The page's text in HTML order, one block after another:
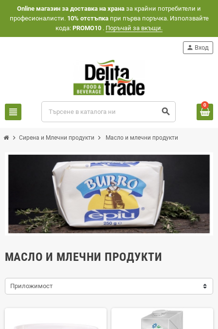
Оnline магазин за доставка на храна за крайни потребители и
професионалисти. 10% отстъпкапри първа поръчка. Използвайте
кода: PROMO10 . Поръчай за вкъщи.
view_headline search
person Вход
0
chevron_right Сирена и Млечни продукти chevron_right Масло и млечни продукти
МАСЛО И МЛЕЧНИ ПРОДУКТИ
Приложимост